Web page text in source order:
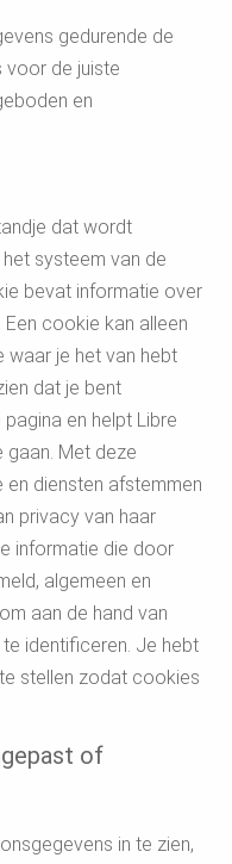
gedurende de
voor de juiste
en
dat wordt
systeem van de
bevat informatie over
cookie kan alleen
waar je het van hebt
dat je bent
en helpt Libre
gaan. Met deze
en diensten afstemmen
privacy van haar
informatie die door
algemeen en
aan de hand van
identificeren. Je hebt
stellen zodat cookies
of
in te zien,